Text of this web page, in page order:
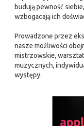
budują pewność
wzbogacają ich
Prowadzone przez
nasze możliwości
mistrzowskie,
muzycznych,
występy.